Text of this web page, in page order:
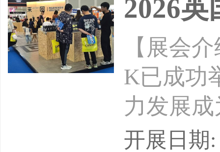
2026
【展会
K已成功
力发展
具影响力
开展日期